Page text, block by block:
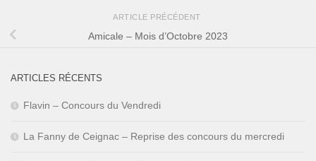
ARTICLE PRÉCÉDENT
Amicale – Mois d’Octobre 2023
ARTICLES RÉCENTS
Flavin – Concours du Vendredi
La Fanny de Ceignac – Reprise des concours du mercredi